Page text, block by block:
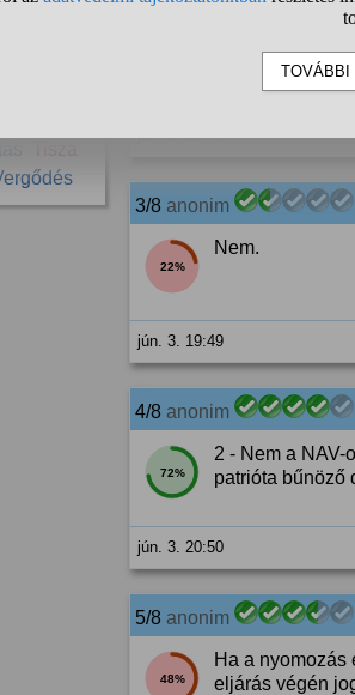
Mi Hazánk
Mivel a NAV-ot
másik államot
jún. 3. 18:40
3/8 anonim
22%
Nem.
jún. 3. 19:49
4/8 anonim
72%
2 - Nem a NAV-
patrióta bűnöző
jún. 3. 20:50
5/8 anonim
48%
Ha a nyomozás
eljárás végén